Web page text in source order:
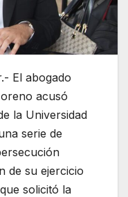
El abogado
acusó
la Universidad
serie de
de su ejercicio
solicitó la